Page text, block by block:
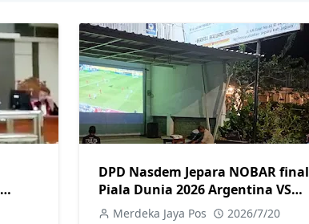
DPD Nasdem Jepara NOBAR final
Piala Dunia 2026 Argentina VS
Spanyol bersama warga Jepara
Merdeka Jaya Pos 2026/7/20